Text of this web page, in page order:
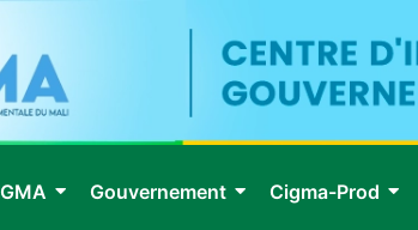
Gouvernement Cigma-Prod